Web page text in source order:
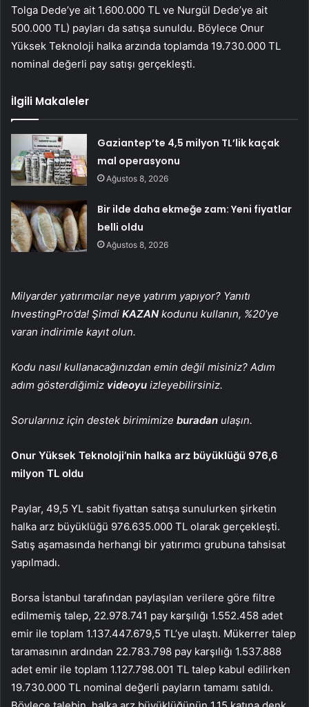
Tolga Dede’ye ait 1.600.000 TL ve Nurgül Dede’ye ait
500.000 TL) payları da satışa sunuldu. Böylece Onur
Yüksek Teknoloji halka arzında toplamda 19.730.000 TL
nominal değerli pay satışı gerçekleşti.
İlgili Makaleler
Gaziantep’te 4,5 milyon TL’lik kaçak
mal operasyonu
Ağustos 8, 2026
Bir ilde daha ekmeğe zam: Yeni fiyatlar
belli oldu
Ağustos 8, 2026
Milyarder yatırımcılar neye yatırım yapıyor? Yanıtı
InvestingPro’da! Şimdi KAZAN kodunu kullanın, %20’ye
varan indirimle kayıt olun.
Kodu nasıl kullanacağınızdan emin değil misiniz? Adım
adım gösterdiğimiz videoyu izleyebilirsiniz.
Sorularınız için destek birimimize buradan ulaşın.
Onur Yüksek Teknoloji’nin halka arz büyüklüğü 976,6
milyon TL oldu
Paylar, 49,5 YL sabit fiyattan satışa sunulurken şirketin
halka arz büyüklüğü 976.635.000 TL olarak gerçekleşti.
Satış aşamasında herhangi bir yatırımcı grubuna tahsisat
yapılmadı.
Borsa İstanbul tarafından paylaşılan verilere göre filtre
edilmemiş talep, 22.978.741 pay karşılığı 1.552.458 adet
emir ile toplam 1.137.447.679,5 TL’ye ulaştı. Mükerrer talep
taramasının ardından 22.783.798 pay karşılığı 1.537.888
adet emir ile toplam 1.127.798.001 TL talep kabul edilirken
19.730.000 TL nominal değerli payların tamamı satıldı.